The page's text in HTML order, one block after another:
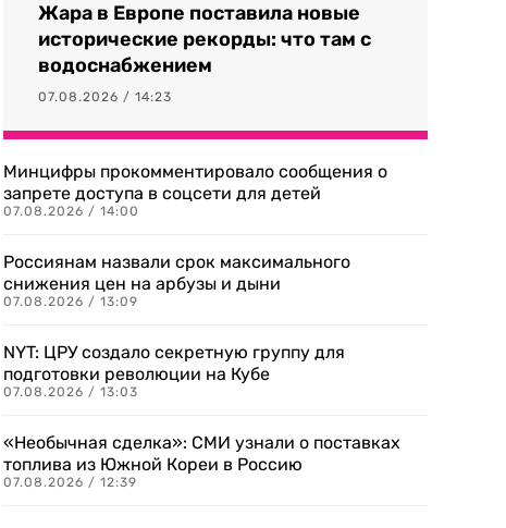
Жара в Европе поставила новые
исторические рекорды: что там с
водоснабжением
07.08.2026 / 14:23
Минцифры прокомментировало сообщения о
запрете доступа в соцсети для детей
07.08.2026 / 14:00
Россиянам назвали срок максимального
снижения цен на арбузы и дыни
07.08.2026 / 13:09
NYT: ЦРУ создало секретную группу для
подготовки революции на Кубе
07.08.2026 / 13:03
«Необычная сделка»: СМИ узнали о поставках
топлива из Южной Кореи в Россию
07.08.2026 / 12:39